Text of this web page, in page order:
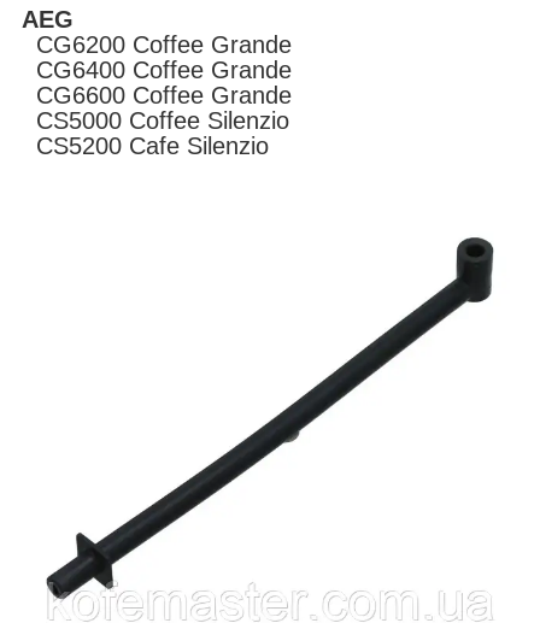
AEG
CG6200 Coffee Grande
CG6400 Coffee Grande
CG6600 Coffee Grande
CS5000 Coffee Silenzio
CS5200 Cafe Silenzio